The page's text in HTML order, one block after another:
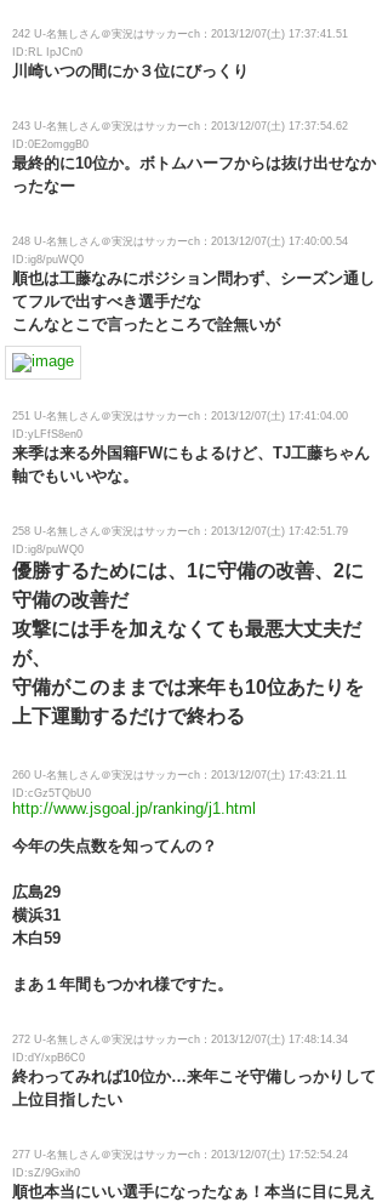
242 U-名無しさん＠実況はサッカーch：2013/12/07(土) 17:37:41.51
ID:RL IpJCn0
川崎いつの間にか３位にびっくり
243 U-名無しさん＠実況はサッカーch：2013/12/07(土) 17:37:54.62
ID:0E2omggB0
最終的に10位か。ボトムハーフからは抜け出せなか
ったなー
248 U-名無しさん＠実況はサッカーch：2013/12/07(土) 17:40:00.54
ID:ig8/puWQ0
順也は工藤なみにポジション問わず、シーズン通し
てフルで出すべき選手だな
こんなとこで言ったところで詮無いが
251 U-名無しさん＠実況はサッカーch：2013/12/07(土) 17:41:04.00
ID:yLFfS8en0
来季は来る外国籍FWにもよるけど、TJ工藤ちゃん
軸でもいいやな。
258 U-名無しさん＠実況はサッカーch：2013/12/07(土) 17:42:51.79
ID:ig8/puWQ0
優勝するためには、1に守備の改善、2に
守備の改善だ
攻撃には手を加えなくても最悪大丈夫だ
が、
守備がこのままでは来年も10位あたりを
上下運動するだけで終わる
260 U-名無しさん＠実況はサッカーch：2013/12/07(土) 17:43:21.11
ID:cGz5TQbU0
http://www.jsgoal.jp/ranking/j1.html
今年の失点数を知ってんの？
広島29
横浜31
木白59
まあ１年間もつかれ様ですた。
272 U-名無しさん＠実況はサッカーch：2013/12/07(土) 17:48:14.34
ID:dY/xpB6C0
終わってみれば10位か…来年こそ守備しっかりして
上位目指したい
277 U-名無しさん＠実況はサッカーch：2013/12/07(土) 17:52:54.24
ID:sZ/9Gxih0
順也本当にいい選手になったなぁ！本当に目に見え